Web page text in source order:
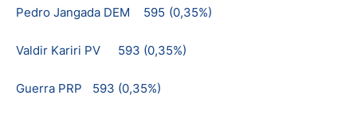
Pedro Jangada DEM 595 (0,35%)
Valdir Kariri PV 593 (0,35%)
Guerra PRP 593 (0,35%)